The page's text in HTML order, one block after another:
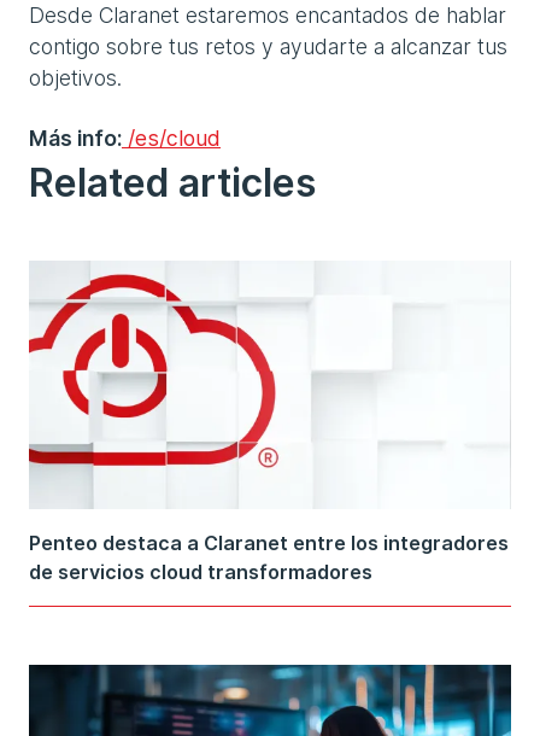
Desde Claranet estaremos encantados de hablar
contigo sobre tus retos y ayudarte a alcanzar tus
objetivos.
Más info: /es/cloud
Related articles
Penteo destaca a Claranet entre los integradores
de servicios cloud transformadores